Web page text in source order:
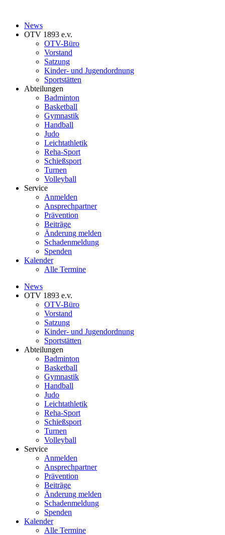
News
OTV 1893 e.v.
OTV-Büro
Vorstand
Satzung
Kinder- und Jugendordnung
Sportstätten
Abteilungen
Badminton
Basketball
Gymnastik
Handball
Judo
Leichtathletik
Reha-Sport
Schießsport
Turnen
Volleyball
Service
Anmelden
Ansprechpartner
Prävention
Beiträge
Änderung melden
Schadenmeldung
Spenden
Kalender
Alle Termine
News
OTV 1893 e.v.
OTV-Büro
Vorstand
Satzung
Kinder- und Jugendordnung
Sportstätten
Abteilungen
Badminton
Basketball
Gymnastik
Handball
Judo
Leichtathletik
Reha-Sport
Schießsport
Turnen
Volleyball
Service
Anmelden
Ansprechpartner
Prävention
Beiträge
Änderung melden
Schadenmeldung
Spenden
Kalender
Alle Termine